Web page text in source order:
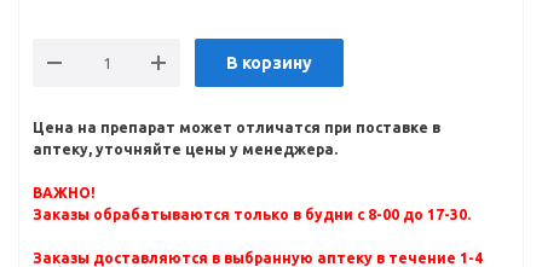
В корзину
Цена на препарат может отличатся при поставке в
аптеку, уточняйте цены у менеджера.
ВАЖНО!
Заказы обрабатываются только в будни с 8-00 до 17-30.
Заказы доставляются в выбранную аптеку в течение 1-4